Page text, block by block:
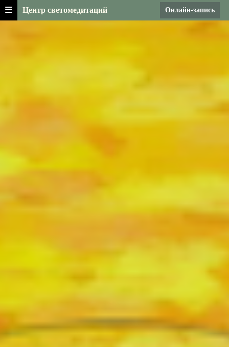
Центр светомедитаций Онлайн-запись